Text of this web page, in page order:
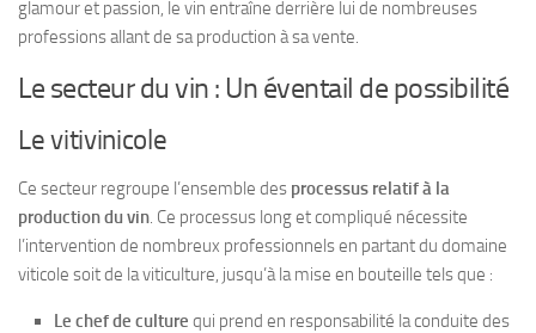
glamour et passion, le vin entraîne derrière lui de nombreuses
professions allant de sa production à sa vente.
Le secteur du vin : Un éventail de possibilité
Le vitivinicole
Ce secteur regroupe l’ensemble des processus relatif à la
production du vin. Ce processus long et compliqué nécessite
l’intervention de nombreux professionnelsen partant du domaine
viticole soit de laviticulture, jusqu’à lamise en bouteille tels que :
Le chef de culture qui prend en responsabilité laconduite des